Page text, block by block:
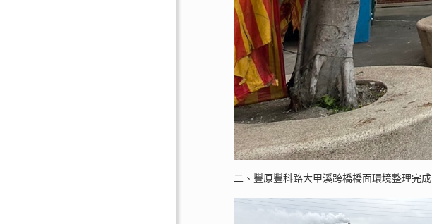
二、豐原豐科路大甲溪跨橋橋面環境整理完成